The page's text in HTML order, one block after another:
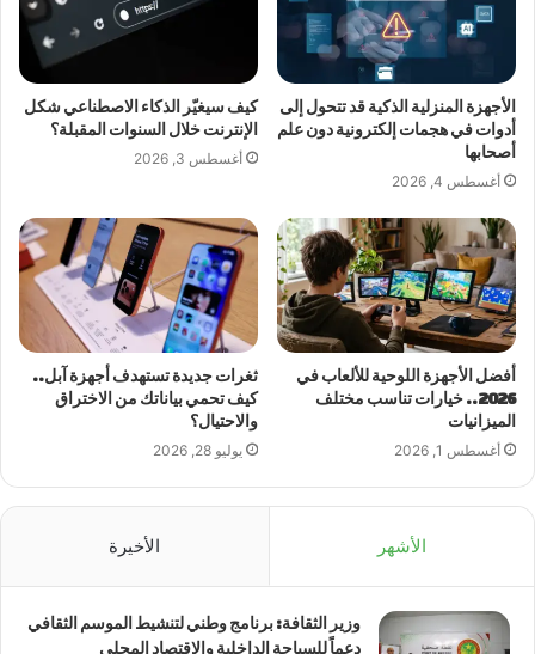
الأجهزة المنزلية الذكية قد تتحول إلى
أدوات في هجمات إلكترونية دون علم
أصحابها
أغسطس 4, 2026
كيف سيغيّر الذكاء الاصطناعي شكل
الإنترنت خلال السنوات المقبلة؟
أغسطس 3, 2026
أفضل الأجهزة اللوحية للألعاب في
2026.. خيارات تناسب مختلف
الميزانيات
أغسطس 1, 2026
ثغرات جديدة تستهدف أجهزة آبل..
كيف تحمي بياناتك من الاختراق
والاحتيال؟
يوليو 28, 2026
الأشهر الأخيرة
وزير الثقافة: برنامج وطني لتنشيط الموسم الثقافي
دعماً للسياحة الداخلية والاقتصاد المحلي